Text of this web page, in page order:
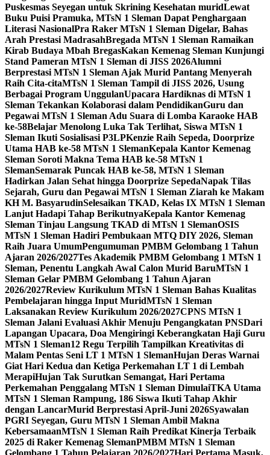
Puskesmas Seyegan untuk Skrining Kesehatan muridLewat
Buku Puisi Pramuka, MTsN 1 Sleman Dapat Penghargaan
Literasi NasionalPra Raker MTsN 1 Sleman Digelar, Bahas
Arah Prestasi MadrasahBregada MTsN 1 Sleman Ramaikan
Kirab Budaya Mbah BregasKakan Kemenag Sleman Kunjungi
Stand Pameran MTsN 1 Sleman di JISS 2026Alumni
Berprestasi MTsN 1 Sleman Ajak Murid Pantang Menyerah
Raih Cita-citaMTsN 1 Sleman Tampil di JISS 2026, Usung
Berbagai Program UnggulanUpacara Hardiknas di MTsN 1
Sleman Tekankan Kolaborasi dalam PendidikanGuru dan
Pegawai MTsN 1 Sleman Adu Suara di Lomba Karaoke HAB
ke-58Belajar Menolong Luka Tak Terlihat, Siswa MTsN 1
Sleman Ikuti Sosialisasi P3LPKenzie Raih Sepeda, Doorprize
Utama HAB ke-58 MTsN 1 SlemanKepala Kantor Kemenag
Sleman Soroti Makna Tema HAB ke-58 MTsN 1
SlemanSemarak Puncak HAB ke-58, MTsN 1 Sleman
Hadirkan Jalan Sehat hingga Doorprize SepedaNapak Tilas
Sejarah, Guru dan Pegawai MTsN 1 Sleman Ziarah ke Makam
KH M. BasyarudinSelesaikan TKAD, Kelas IX MTsN 1 Sleman
Lanjut Hadapi Tahap BerikutnyaKepala Kantor Kemenag
Sleman Tinjau Langsung TKAD di MTsN 1 SlemanOSIS
MTsN 1 Sleman Hadiri Pembukaan MTQ DIY 2026, Sleman
Raih Juara UmumPengumuman PMBM Gelombang 1 Tahun
Ajaran 2026/2027Tes Akademik PMBM Gelombang 1 MTsN 1
Sleman, Penentu Langkah Awal Calon Murid BaruMTsN 1
Sleman Gelar PMBM Gelombang 1 Tahun Ajaran
2026/2027Review Kurikulum MTsN 1 Sleman Bahas Kualitas
Pembelajaran hingga Input MuridMTsN 1 Sleman
Laksanakan Review Kurikulum 2026/2027CPNS MTsN 1
Sleman Jalani Evaluasi Akhir Menuju Pengangkatan PNSDari
Lapangan Upacara, Doa Mengiringi Keberangkatan Haji Guru
MTsN 1 Sleman12 Regu Terpilih Tampilkan Kreativitas di
Malam Pentas Seni LT 1 MTsN 1 SlemanHujan Deras Warnai
Giat Hari Kedua dan Ketiga Perkemahan LT 1 di Lembah
MerapiHujan Tak Surutkan Semangat, Hari Pertama
Perkemahan Penggalang MTsN 1 Sleman DimulaiTKA Utama
MTsN 1 Sleman Rampung, 186 Siswa Ikuti Tahap Akhir
dengan LancarMurid Berprestasi April-Juni 2026Syawalan
PGRI Seyegan, Guru MTsN 1 Sleman Ambil Makna
KebersamaanMTsN 1 Sleman Raih Predikat Kinerja Terbaik
2025 di Raker Kemenag SlemanPMBM MTsN 1 Sleman
Gelombang 1 Tahun Pelajaran 2026/2027Hari Pertama Masuk,